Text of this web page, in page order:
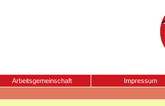
Arbeitsgemeinschaft
Impressum